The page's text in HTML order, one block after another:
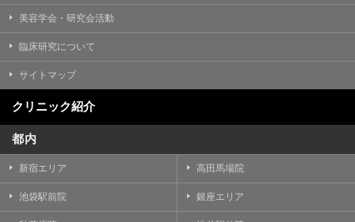
美容学会・研究会活動
臨床研究について
サイトマップ
クリニック紹介
都内
新宿エリア 高田馬場院
池袋駅前院 銀座エリア